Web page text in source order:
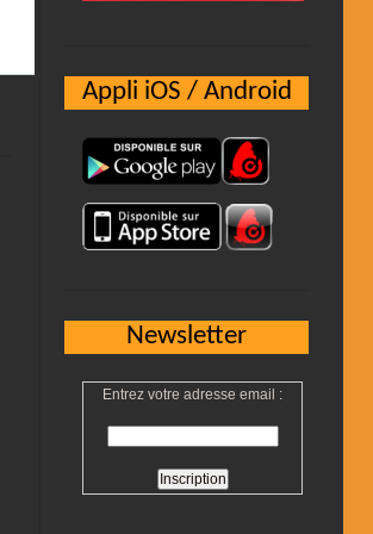
Appli iOS / Android
Newsletter
Entrez votre adresse email :